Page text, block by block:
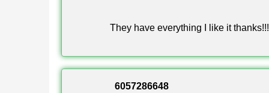
Все карты сборника рассчитаны на
They have everything I like it
6057286648